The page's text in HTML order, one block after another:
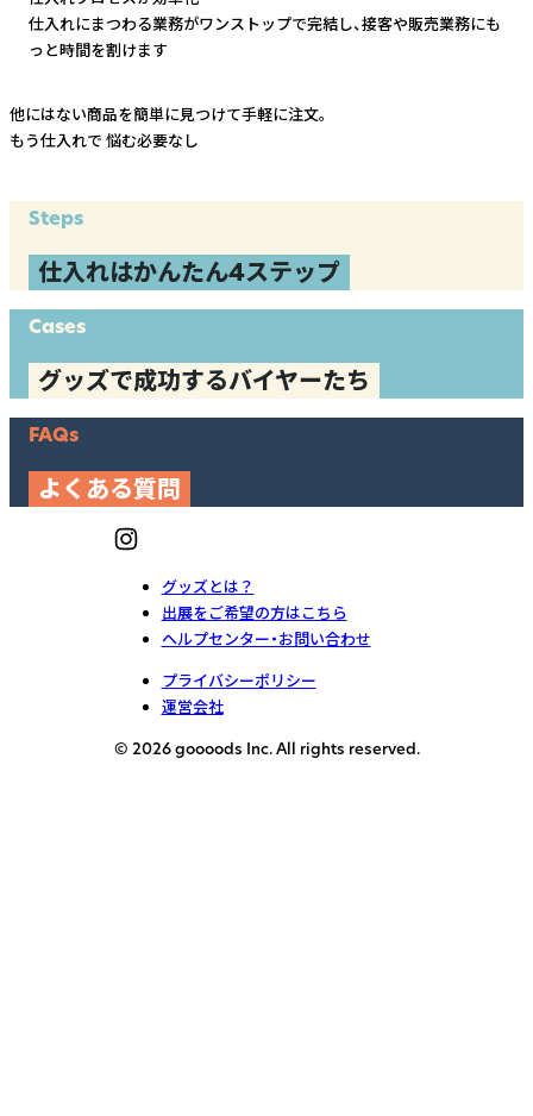
仕入れにまつわる業務がワンストップで完結し、接客や販売業務にも
っと時間を割けます
他にはない商品を簡単に見つけて手軽に注文。
もう仕入れで 悩む必要なし
Steps
仕入れはかんたん4ステップ
Cases
グッズで成功するバイヤーたち
FAQs
よくある質問
グッズとは？
出展をご希望の方はこちら
ヘルプセンター・お問い合わせ
プライバシーポリシー
運営会社
© 2026 goooods Inc. All rights reserved.